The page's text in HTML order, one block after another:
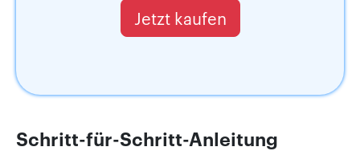
Jetzt kaufen
Schritt-für-Schritt-Anleitung